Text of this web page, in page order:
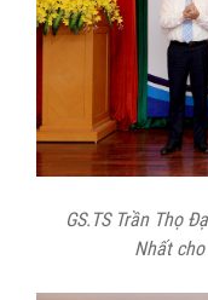
GS.TS Trần Thọ
Nhất